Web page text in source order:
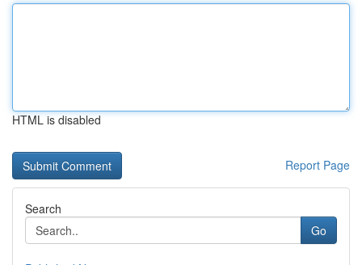
HTML is disabled
Report Page
Search
Go